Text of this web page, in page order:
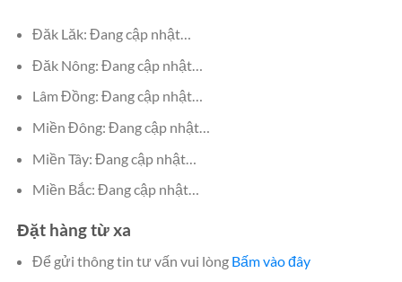
Đăk Lăk: Đang cập nhật…
Đăk Nông: Đang cập nhật…
Lâm Đồng: Đang cập nhật…
Miền Đông: Đang cập nhật…
Miền Tây: Đang cập nhật…
Miền Bắc: Đang cập nhật…
Đặt hàng từ xa
Để gửi thông tin tư vấn vui lòng Bấm vào đây